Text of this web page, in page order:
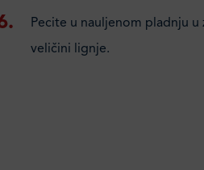
Pecite u nauljenom pladnju
veličini lignje.